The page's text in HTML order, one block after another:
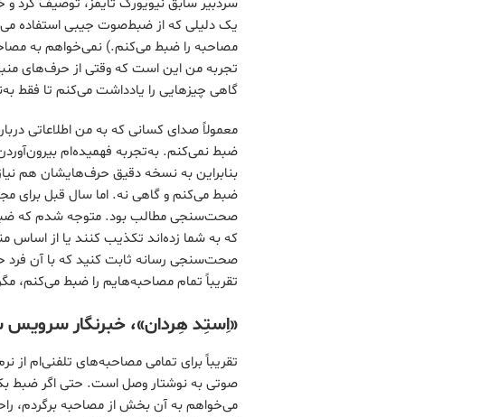
سردبیر سابق نیویورک تایمز، توصیف کرد
یک دلیلی که از ضبط‌صوت جیبی استفاده
مصاحبه را ضبط می‌کنم.) نمی‌خواهم به
تجربه من این است که وقتی از حرف‌های
گاهی چیزهایی را یادداشت می‌کنم تا فقط
معمولاً صدای کسانی که به من اطلاعاتی
ضبط نمی‌کنم. به‌تجربه فهمیده‌ام
بنابراین به نسخه دقیق حرف‌هایشان هم
ضبط می‌کنم و گاهی نه. اما سال قبل برای
صحت‌سنجی مطالب بود. متوجه شدم که
که به شما زده‌اند تکذیب ‌کنند یا از اساس
صحت‌سنجی رسانه ثابت کنید که با آن فرد
تقریباً تمام مصاحبه‌هایم را ضبط می‌کنم،
«اِستِد هِردان»، خبرنگار سرویس
تقریباً برای تمامی مصاحبه‌های تلفنی‌ام
صوتی به نوشتار وصل است. حتی اگر ضبط
می‌خواهم به آن بخش از مصاحبه برگردم،